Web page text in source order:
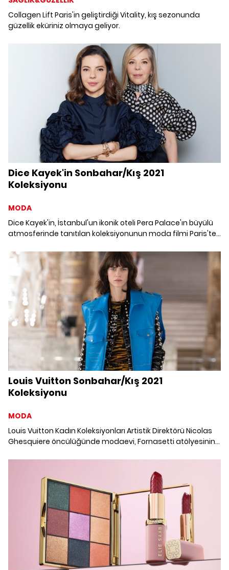
Collagen Lift Paris'in geliştirdiği Vitality, kış sezonunda
güzellik eküriniz olmaya geliyor.
Dice Kayek'in Sonbahar/Kış 2021
Koleksiyonu
MODA
Dice Kayek'in, İstanbul'un ikonik oteli Pera Palace'ın büyülü
atmosferinde tanıtılan koleksiyonunun moda filmi Paris'te
Louis Vuitton Sonbahar/Kış 2021
Koleksiyonu
MODA
Louis Vuitton Kadın Koleksiyonları Artistik Direktörü Nicolas
Ghesquiere öncülüğünde modaevi, Fornasetti atölyesinin
yana sanat ve tasarım severleri büyüleyen Fornasetti'nin
ikonik el çizimlerinin görsellerine sahne oluyor. Louvre
müzesinde, Michelangelo ve Daru Galerileri'nin muhteşem
ortamında sergilenen koleksiyon; Fornasetti antik
görüntüleriyle, müzenin olağanüstü Yunan, Etrüsk ve Roma
dönemine ait heykel dizisi arasında zamanda yolculuk
eden estetik ve yaratıcı bir diyalog kuruyor.